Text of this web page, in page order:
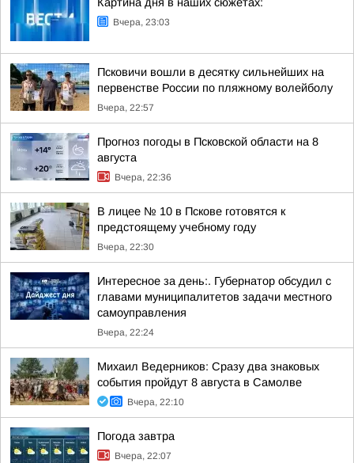
Вчера, 23:03
Псковичи вошли в десятку сильнейших на
первенстве России по пляжному волейболу
Вчера, 22:57
Прогноз погоды в Псковской области на 8
августа
Вчера, 22:36
В лицее № 10 в Пскове готовятся к
предстоящему учебному году
Вчера, 22:30
Интересное за день:. Губернатор обсудил с
главами муниципалитетов задачи местного
самоуправления
Вчера, 22:24
Михаил Ведерников: Сразу два знаковых
события пройдут 8 августа в Самолве
Вчера, 22:10
Погода завтра
Вчера, 22:07